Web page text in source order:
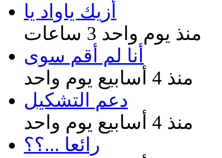
أزيك ياواد يا
منذ يوم واحد 3 ساعات
أنا لم أقم سوى
منذ 4 أسابيع يوم واحد
دعم التشكيل
منذ 4 أسابيع يوم واحد
رائعا ...؟؟